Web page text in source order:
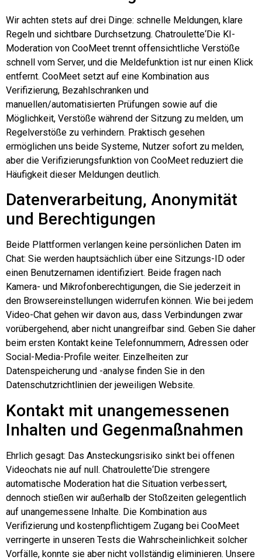
Wir achten stets auf drei Dinge: schnelle Meldungen, klare
Regeln und sichtbare Durchsetzung. Chatroulette‘Die KI-
Moderation von CooMeet trennt offensichtliche Verstöße
schnell vom Server, und die Meldefunktion ist nur einen Klick
entfernt. CooMeet setzt auf eine Kombination aus
Verifizierung, Bezahlschranken und
manuellen/automatisierten Prüfungen sowie auf die
Möglichkeit, Verstöße während der Sitzung zu melden, um
Regelverstöße zu verhindern. Praktisch gesehen
ermöglichen uns beide Systeme, Nutzer sofort zu melden,
aber die Verifizierungsfunktion von CooMeet reduziert die
Häufigkeit dieser Meldungen deutlich.
Datenverarbeitung, Anonymität
und Berechtigungen
Beide Plattformen verlangen keine persönlichen Daten im
Chat: Sie werden hauptsächlich über eine Sitzungs-ID oder
einen Benutzernamen identifiziert. Beide fragen nach
Kamera- und Mikrofonberechtigungen, die Sie jederzeit in
den Browsereinstellungen widerrufen können. Wie bei jedem
Video-Chat gehen wir davon aus, dass Verbindungen zwar
vorübergehend, aber nicht unangreifbar sind. Geben Sie daher
beim ersten Kontakt keine Telefonnummern, Adressen oder
Social-Media-Profile weiter. Einzelheiten zur
Datenspeicherung und -analyse finden Sie in den
Datenschutzrichtlinien der jeweiligen Website.
Kontakt mit unangemessenen
Inhalten und Gegenmaßnahmen
Ehrlich gesagt: Das Ansteckungsrisiko sinkt bei offenen
Videochats nie auf null. Chatroulette‘Die strengere
automatische Moderation hat die Situation verbessert,
dennoch stießen wir außerhalb der Stoßzeiten gelegentlich
auf unangemessene Inhalte. Die Kombination aus
Verifizierung und kostenpflichtigem Zugang bei CooMeet
verringerte in unseren Tests die Wahrscheinlichkeit solcher
Vorfälle, konnte sie aber nicht vollständig eliminieren. Unsere